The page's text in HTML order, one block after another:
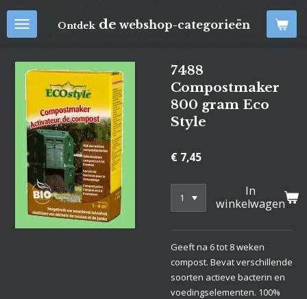
Ga
direct
hoofdinhoud
Ontdekde webshop-categorieën
7488
Compostmaker
800 gram Eco
Style
€ 7,45
In
winkelwagen
Geeft na 6 tot 8 weken
compost. Bevat verschillende
soorten actieve bacterin en
voedingselementen. 100%